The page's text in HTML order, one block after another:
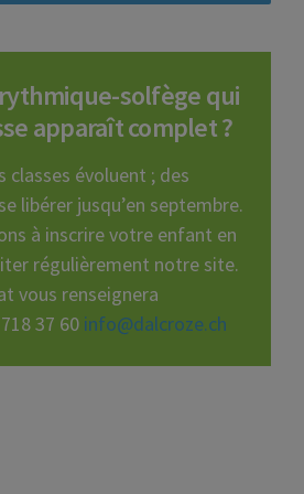
solfège qui
apparaît complet ?
classes évoluent ; des
libérer jusqu’en septembre.
à inscrire votre enfant en
régulièrement notre site.
vous renseignera
37 60 info@dalcroze.ch